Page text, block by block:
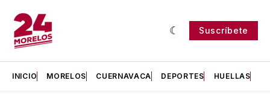
Suscríbete
INICIO MORELOS CUERNAVACA DEPORTES HUELLAS